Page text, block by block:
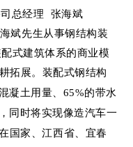
总经理 张海斌
斌先生从事钢结构装
式建筑体系的商业模
拓展。
装配式钢结构
凝土用量、65%的带水
同时将实现像造汽车一
国家、江西省、宜春